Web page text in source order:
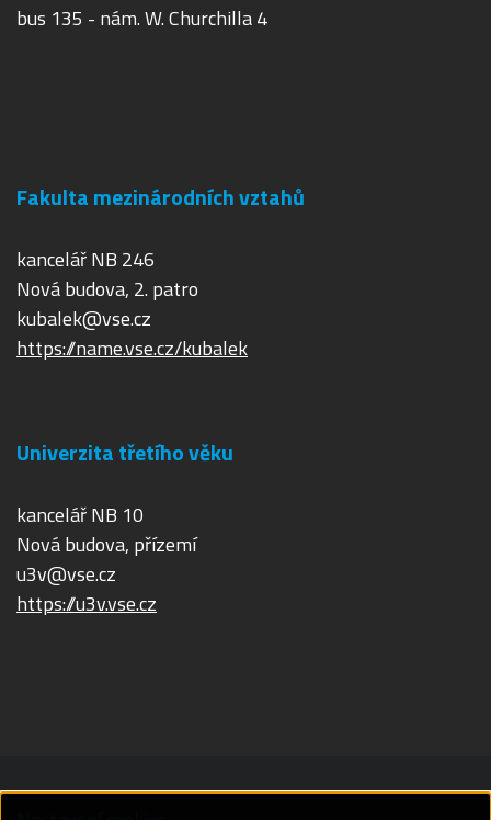
bus 135 - nám. W. Churchilla 4
Fakulta mezinárodních vztahů
kancelář NB 246
Nová budova, 2. patro
kubalek@vse.cz
https://name.vse.cz/kubalek
Univerzita třetího věku
kancelář NB 10
Nová budova, přízemí
u3v@vse.cz
https://u3v.vse.cz